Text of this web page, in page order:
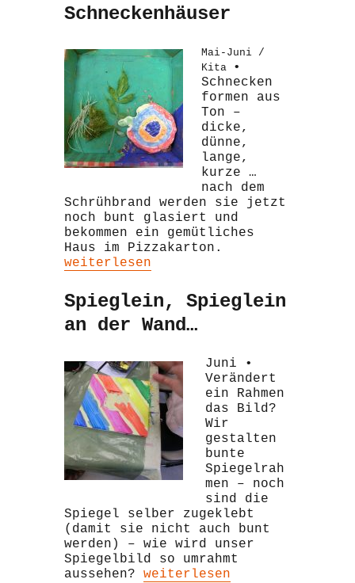
Schneckenhäuser
Mai-Juni /
Kita
•
Schnecken
formen aus
Ton –
dicke,
dünne,
lange,
kurze …
nach dem
Schrühbrand werden sie jetzt
noch bunt glasiert und
bekommen ein gemütliches
Haus im Pizzakarton.
„Schnecken und Schneckenhäuser“
weiterlesen
Spieglein, Spieglein
an der Wand…
Juni •
Verändert
ein Rahmen
das Bild?
Wir
gestalten
bunte
Spiegelrah
men – noch
sind die
Spiegel selber zugeklebt
(damit sie nicht auch bunt
werden) – wie wird unser
Spiegelbild so umrahmt
aussehen? „Spieglein, Spieglein an
weiterlesen